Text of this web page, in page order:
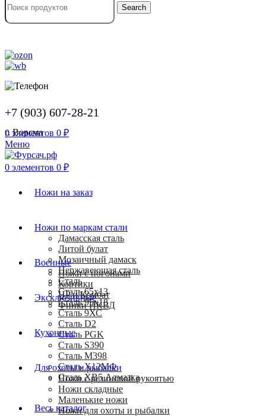
Search
+7 (903) 607-28-21
г. Ворсма
0 элементов 0 ₽
Меню
0 элементов 0 ₽
Ножи на заказ
Ножи по маркам стали
Дамасская сталь
Литой булат
Мозаичный дамаск
Нержавеющая сталь
Сталь
Сталь 65х13
Сталь 95х18
Сталь 9ХС
Сталь D2
Сталь PGK
Сталь S390
Сталь M398
Сталь Х12МФ
Сталь ХВ5 Алмазка
Военные
Ножи с погонами
Кортики
HP и Комбат
Финки НКВД
Эксклюзивные
Кухонные
Для охоты и рыбалки
Ножи с резиновой рукоятью
Ножи складные
Маленькие ножи
Ножи для охоты и рыбалки
Весь каталог